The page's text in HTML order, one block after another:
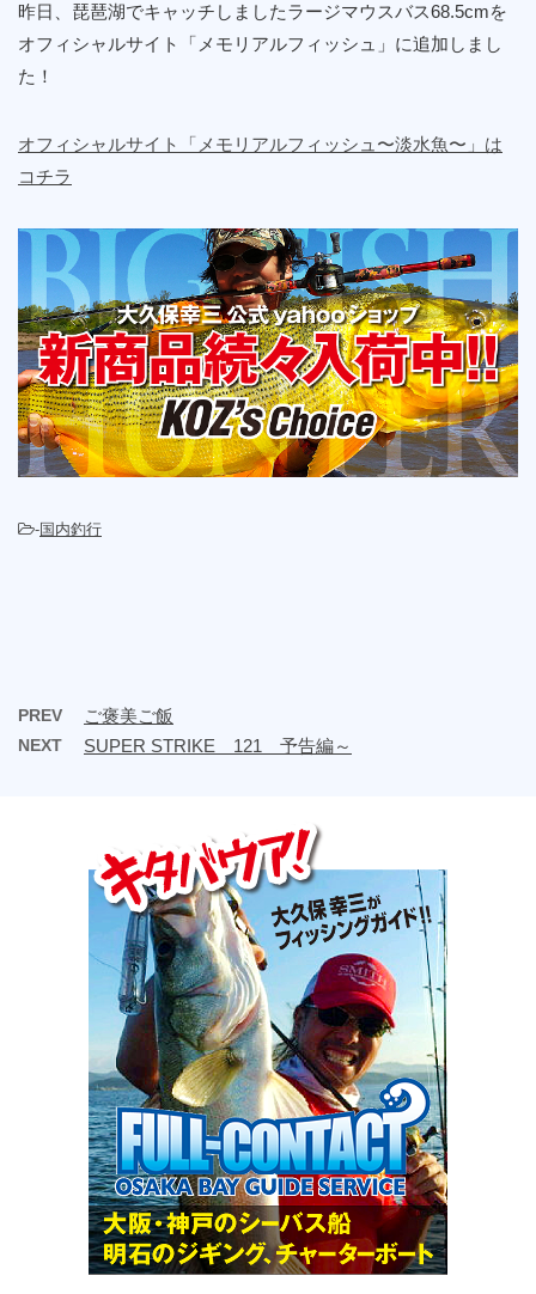
昨日、琵琶湖でキャッチしましたラージマウスバス68.5cmを
オフィシャルサイト「メモリアルフィッシュ」に追加しまし
た！
オフィシャルサイト「メモリアルフィッシュ〜淡水魚〜」は
コチラ
-国内釣行
PREV ご褒美ご飯
NEXT SUPER STRIKE 121 予告編～